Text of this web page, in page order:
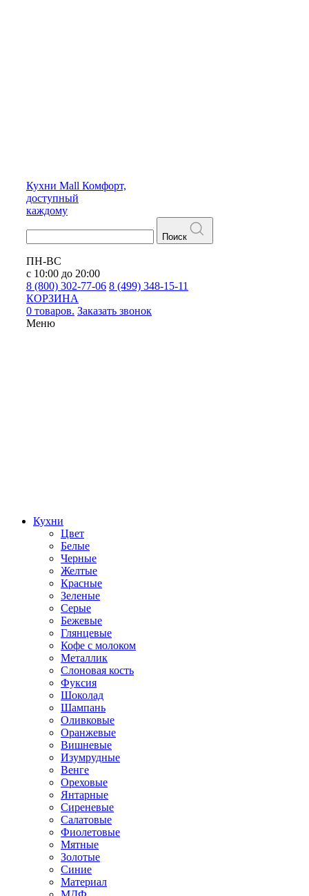
Кухни Mall Комфорт,
доступный
каждому
Поиск
ПН-ВС
с 10:00 до 20:00
8 (800) 302-77-06 8 (499) 348-15-11
КОРЗИНА
0 товаров. Заказать звонок
Меню
Кухни
Цвет
Белые
Черные
Желтые
Красные
Зеленые
Серые
Бежевые
Глянцевые
Кофе с молоком
Металлик
Слоновая кость
Фуксия
Шоколад
Шампань
Оливковые
Оранжевые
Вишневые
Изумрудные
Венге
Ореховые
Янтарные
Сиреневые
Салатовые
Фиолетовые
Мятные
Золотые
Синие
Материал